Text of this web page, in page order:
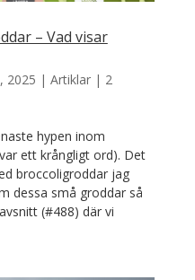
– Vad visar
2025 | Artiklar| 2
hypen inom
ett krångligt ord). Det
broccoligroddar jag
dessa små groddar så
(#488) där vi